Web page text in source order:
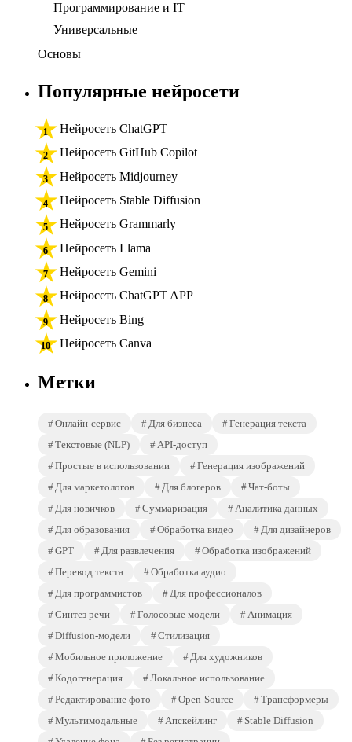
Программирование и IT
Универсальные
Основы
Популярные нейросети
Нейросеть ChatGPT
Нейросеть GitHub Copilot
Нейросеть Midjourney
Нейросеть Stable Diffusion
Нейросеть Grammarly
Нейросеть Llama
Нейросеть Gemini
Нейросеть ChatGPT APP
Нейросеть Bing
Нейросеть Canva
Метки
Онлайн-сервис Для бизнеса
Генерация текста
Текстовые (NLP)
API-доступ
Простые в использовании
Генерация изображений
Для маркетологов
Для блогеров
Чат-боты
Для новичков
Суммаризация
Аналитика данных
Для образования
Обработка видео
Для дизайнеров
GPT
Для развлечения
Обработка изображений
Перевод текста
Обработка аудио
Для программистов
Для профессионалов
Синтез речи
Голосовые модели
Анимация
Diffusion-модели
Стилизация
Мобильное приложение
Для художников
Кодогенерация
Локальное использование
Редактирование фото
Open-Source
Трансформеры
Мультимодальные
Апскейлинг
Stable Diffusion